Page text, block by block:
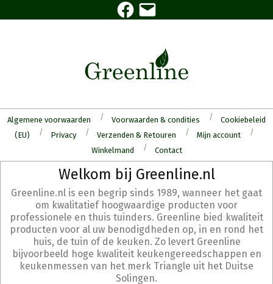
to
Facebook
E-
mail
Algemene voorwaarden Voorwaarden & condities
Cookiebeleid
(EU)
Privacy Verzenden & Retouren
Mijn account
Winkelmand
Contact
Menu
Welkom bij Greenline.nl
Greenline.nl is een begrip sinds 1989, wanneer het gaat
om kwalitatief hoogwaardige producten voor
professionele en thuis tuinders. Greenline bied kwaliteit
producten voor al uw benodigdheden op, in en rond het
huis, de tuin of de keuken. Zo levert Greenline
bijvoorbeeld hoge kwaliteit keukengereedschappen en
keukenmessen van het merk Triangle uit het Duitse
Solingen.